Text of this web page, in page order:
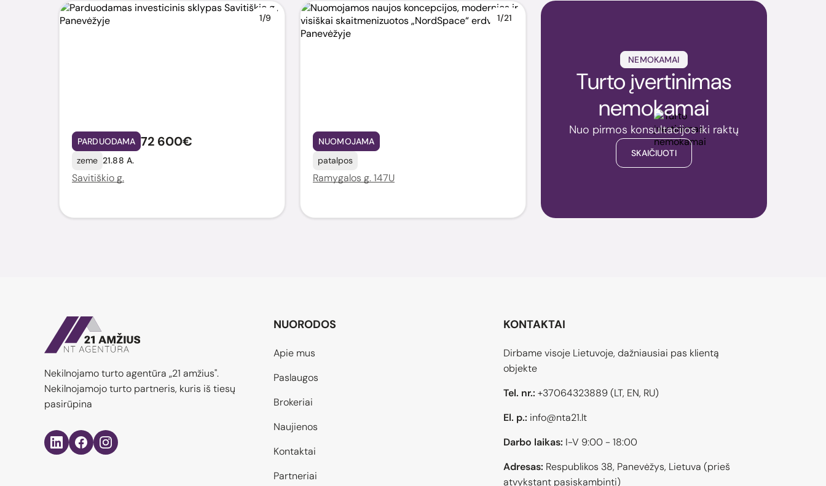
1/9
PARDUODAMA 72 600€
zeme 21.88 A.
Savitiškio g.
1/21
NUOMOJAMA
patalpos
Ramygalos g. 147U
NEMOKAMAI
Turto įvertinimas
nemokamai
Nuo pirmos konsultacijos iki raktų
SKAIČIUOTI
Nekilnojamo turto agentūra „21 amžius".
Nekilnojamojo turto partneris, kuris iš tiesų
pasirūpina
NUORODOS
Apie mus
Paslaugos
Brokeriai
Naujienos
Kontaktai
Partneriai
KONTAKTAI
Dirbame visoje Lietuvoje, dažniausiai pas klientą
objekte
Tel. nr.: +37064323889(LT, EN, RU)
El. p.: info@nta21.lt
Darbo laikas: I-V 9:00 - 18:00
Adresas: Respublikos 38, Panevėžys, Lietuva (prieš
atvykstant pasiskambinti)